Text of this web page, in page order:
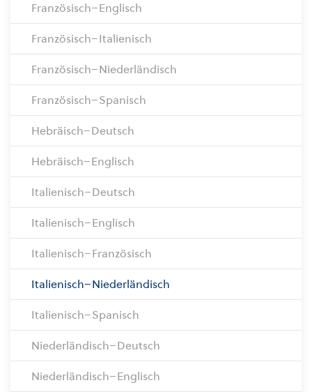
Französisch–Englisch
Französisch–Italienisch
Französisch–Niederländisch
Französisch–Spanisch
Hebräisch–Deutsch
Hebräisch–Englisch
Italienisch–Deutsch
Italienisch–Englisch
Italienisch–Französisch
Italienisch–Niederländisch
Italienisch–Spanisch
Niederländisch–Deutsch
Niederländisch–Englisch